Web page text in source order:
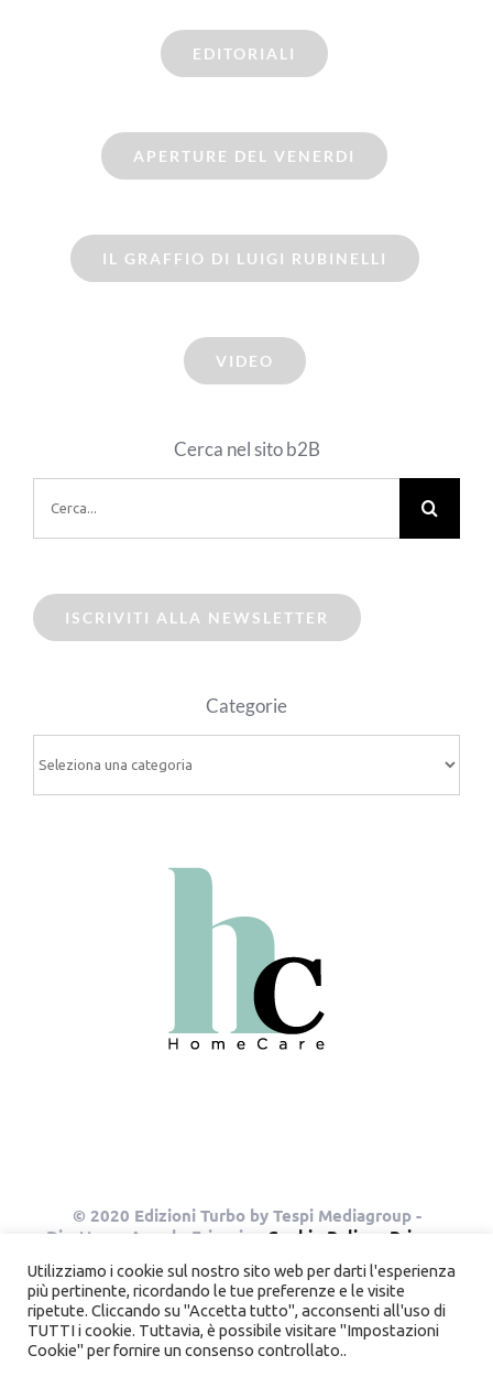
EDITORIALI
APERTURE DEL VENERDI
IL GRAFFIO DI LUIGI RUBINELLI
VIDEO
Cerca nel sito b2B
per:
ISCRIVITI ALLA NEWSLETTER
Categorie
© 2020 Edizioni Turbo by Tespi Mediagroup -
Direttore: Angelo Frigerio - Cookie Policy
Privacy
InstagramPinterest
Utilizziamo i cookie sul nostro sito web per darti l'esperienza
più pertinente, ricordando le tue preferenze e le visite
ripetute. Cliccando su "Accetta tutto", acconsenti all'uso di
TUTTI i cookie. Tuttavia, è possibile visitare "Impostazioni
Cookie" per fornire un consenso controllato..